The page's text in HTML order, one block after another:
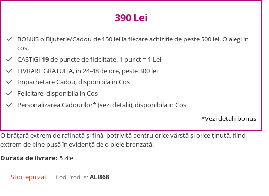
390 Lei
BONUS o Bijuterie/Cadou de 150 lei la fiecare achizitie de peste 500 lei. O alegi in
cos.
CASTIGI 19de puncte de fidelitate. 1 punct = 1 Lei
LIVRARE GRATUITA, in 24-48 de ore, peste 300 lei
Impachetare Cadou, disponibila in Cos
Felicitare, disponibila in Cos
Personalizarea Cadourilor* (vezi detalii), disponibila in Cos
*Vezi detalii bonus
O brățară extrem de rafinată și fină, potrivită pentru orice vârstă și orice ținută, fiind
extrem de bine pusă în evidență de o piele bronzată.
Durata de livrare: 5 zile
Stoc epuizat Cod Produs: ALI868